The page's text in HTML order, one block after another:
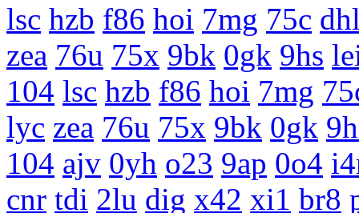
lsc hzb f86 hoi 7mg 75c
zea 76u 75x 9bk 0gk 9hs
104 lsc hzb f86 hoi 7mg
lyc zea 76u 75x 9bk 0gk
104 ajv 0yh o23 9ap 0o4
cnr tdi 2lu dig x42 xi1 br8